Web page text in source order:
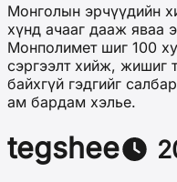
Монголын эрчүүдийн
хүнд ачааг дааж яваа
Монполимет шиг 100
сэргээлт хийж, жишиг
байхгүй гэдгийг
ам бардам хэлье.
tegshee